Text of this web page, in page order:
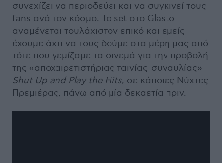
συνεχίζει να περιοδεύει και να συγκινεί τους
fans ανά τον κόσμο. Το set στο Glasto
αναμένεται τουλάχιστον επικό και εμείς
έχουμε άχτι να τους δούμε στα μέρη μας από
τότε που γεμίζαμε τα σινεμά για την προβολή
της «αποχαιρετιστήριας ταινίας-συναυλίας»
Shut Up and Play the Hits, σε κάποιες Νύχτες
Πρεμιέρας, πάνω από μία δεκαετία πριν.